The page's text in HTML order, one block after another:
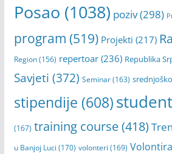
Posao (1038) poziv(298)
program (519) Projekti (217)
Region(156) repertoar(236) Republika
Savjeti (372) Seminar(163)
stipendije (608)
(167) training course(418)
u Banjoj Luci (170) volonteri (169)